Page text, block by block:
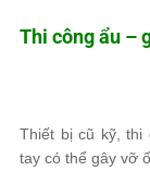
Thi công ẩu –
Thiết bị cũ kỹ, thi
tay có thể gây vỡ